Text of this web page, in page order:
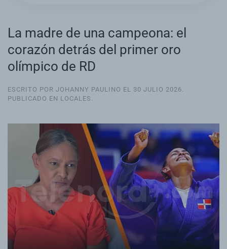
La madre de una campeona: el
corazón detrás del primer oro
olímpico de RD
ESCRITO POR JOHANNY PAULINO EL 30 JULIO 2026.
PUBLICADO EN LOCALES .